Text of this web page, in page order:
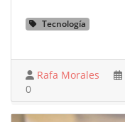
Tecnología
Rafa Morales
0